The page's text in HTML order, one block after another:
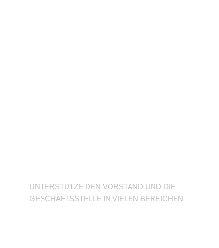
UNTERSTÜTZE DEN VORSTAND UND DIE
GESCHÄFTSSTELLE IN VIELEN BEREICHEN